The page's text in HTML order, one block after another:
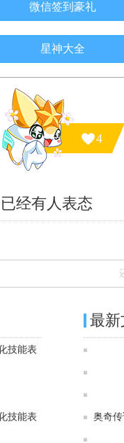
微信签到豪礼
星神大全
4
经有人表态
技能表
技能表
最
奥奇